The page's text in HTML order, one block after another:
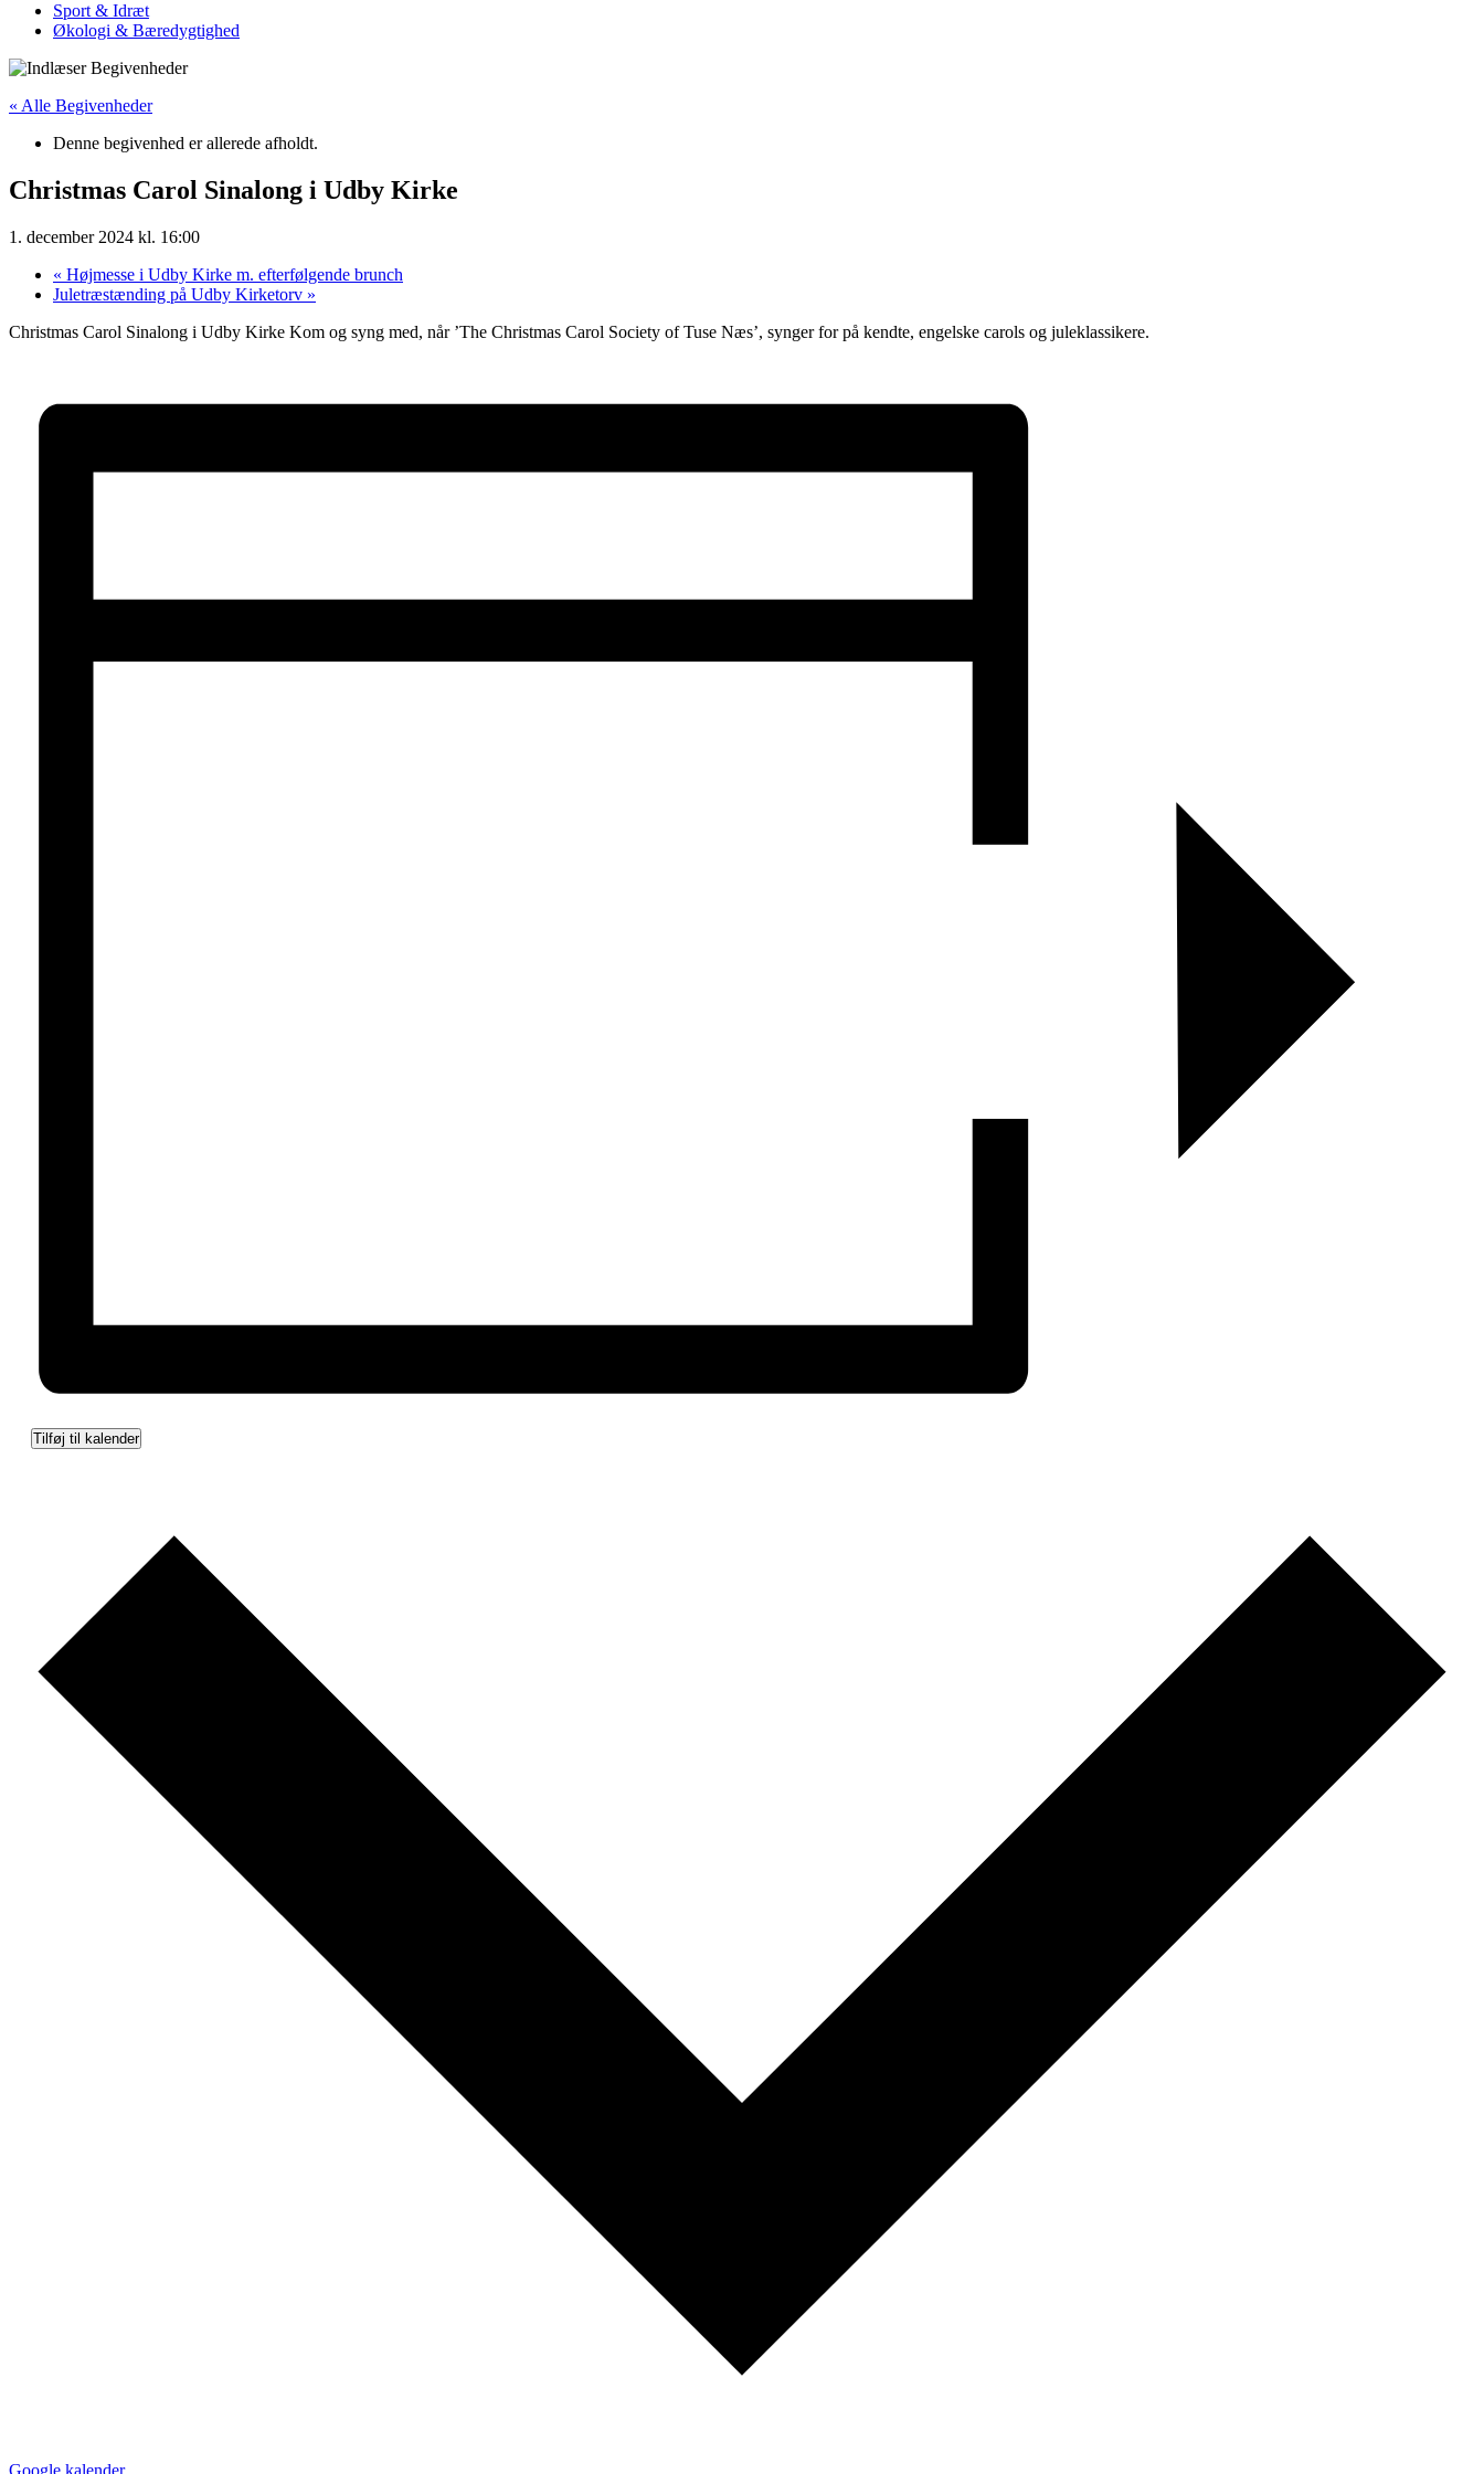
Sport & Idræt
Økologi & Bæredygtighed
« Alle Begivenheder
Denne begivenhed er allerede afholdt.
Christmas Carol Sinalong i Udby Kirke
1. december 2024 kl. 16:00
« Højmesse i Udby Kirke m. efterfølgende brunch
Juletræstænding på Udby Kirketorv »
Christmas Carol Sinalong i Udby Kirke Kom og syng med, når ’The Christmas Carol Society of Tuse Næs’, synger for på kendte, engelske carols og juleklassikere.
Tilføj til kalender